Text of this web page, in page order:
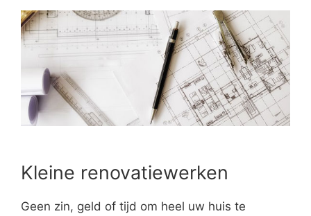
Kleine renovatiewerken
Geen zin, geld of tijd om heel uw huis te